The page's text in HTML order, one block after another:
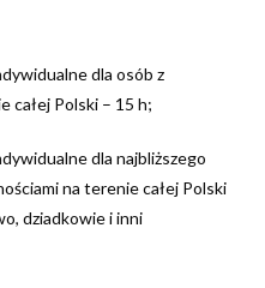
dla osób z
całej Polski – 15 h;
dla najbliższego
na terenie całej Polski
dziadkowie i inni